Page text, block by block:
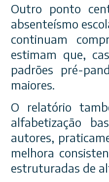
Outro ponto
absenteísmo
continuam
estimam que,
padrões pré-
maiores.
O relatório
alfabetização
autores,
melhora
estruturadas de